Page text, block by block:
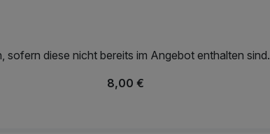
sofern diese nicht bereits im Angebot enthalten sind.
8,00 €